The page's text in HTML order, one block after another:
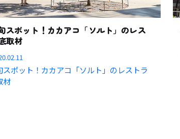
スポット！カカアコ「ソルト」のレス
取材
スポット！カカアコ「ソルト」のレストラ
材